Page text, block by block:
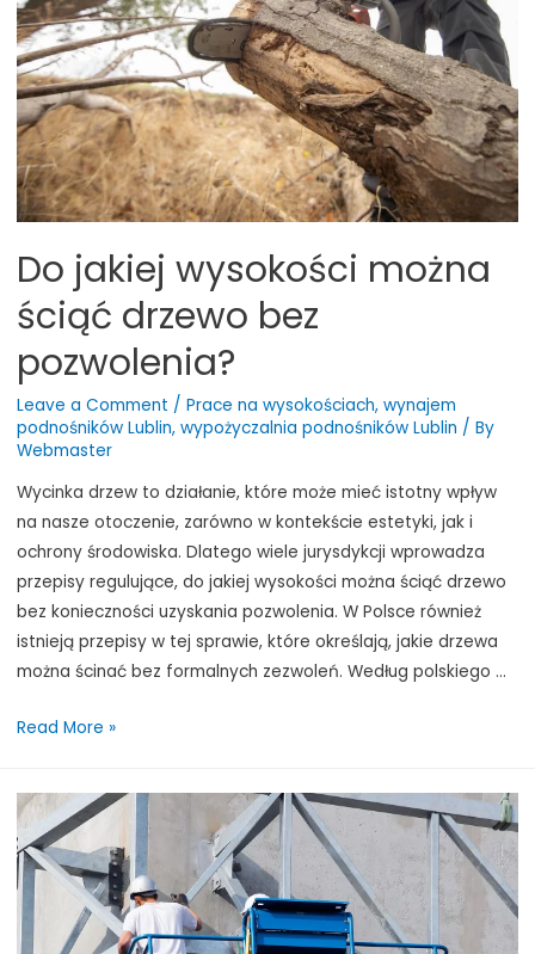
drzew?
Do jakiej wysokości można
ściąć drzewo bez
pozwolenia?
Leave a Comment / Prace na wysokościach, wynajem
podnośników Lublin, wypożyczalnia podnośników Lublin / By
Webmaster
Wycinka drzew to działanie, które może mieć istotny wpływ
na nasze otoczenie, zarówno w kontekście estetyki, jak i
ochrony środowiska. Dlatego wiele jurysdykcji wprowadza
przepisy regulujące, do jakiej wysokości można ściąć drzewo
bez konieczności uzyskania pozwolenia. W Polsce również
istnieją przepisy w tej sprawie, które określają, jakie drzewa
można ścinać bez formalnych zezwoleń. Według polskiego …
Do
można
ściąć
drzewo
bez
pozwolenia?
Read More »